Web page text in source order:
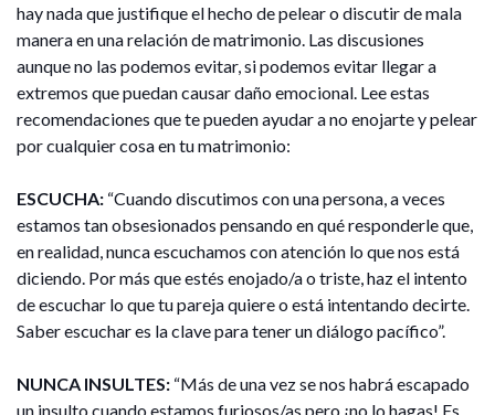
hay nada que justifique el hecho de pelear o discutir de mala
manera en una relación de matrimonio. Las discusiones
aunque no las podemos evitar, si podemos evitar llegar a
extremos que puedan causar daño emocional. Lee estas
recomendaciones que te pueden ayudar a no enojarte y pelear
por cualquier cosa en tu matrimonio:
ESCUCHA: “Cuando discutimos con una persona, a veces
estamos tan obsesionados pensando en qué responderle que,
en realidad, nunca escuchamos con atención lo que nos está
diciendo. Por más que estés enojado/a o triste, haz el intento
de escuchar lo que tu pareja quiere o está intentando decirte.
Saber escuchar es la clave para tener un diálogo pacífico”.
NUNCA INSULTES: “Más de una vez se nos habrá escapado
un insulto cuando estamos furiosos/as pero ¡no lo hagas! Es